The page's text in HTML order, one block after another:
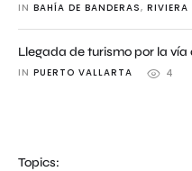
IN BAHÍA DE BANDERAS, RIVIERA
Llegada de turismo por la
IN PUERTO VALLARTA 4
Topics: